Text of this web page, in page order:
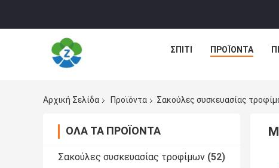
ΣΠΊΤΙ ΠΡΟΪΌΝΤΑ
Αρχική Σελίδα Προϊόντα Σακούλες συσκευασίας
ΌΛΑ ΤΑ ΠΡΟΪΌΝΤΑ
Σακούλες συσκευασίας τροφίμων (52)